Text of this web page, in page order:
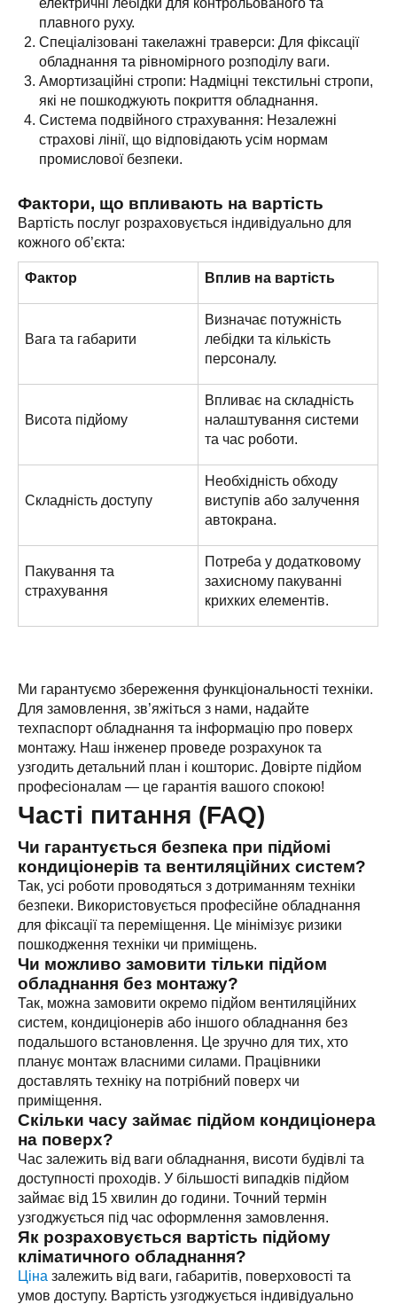
плавного руху.
Спеціалізовані такелажні траверси: Для фіксації
обладнання та рівномірного розподілу ваги.
Амортизаційні стропи: Надміцні текстильні стропи,
які не пошкоджують покриття обладнання.
Система подвійного страхування: Незалежні
страхові лінії, що відповідають усім нормам
промислової безпеки.
Фактори, що впливають на вартість
Вартість послуг розраховується індивідуально для
кожного об’єкта:
Фактор Вплив на вартість
Вага та габарити
Визначає потужність
лебідки та кількість
персоналу.
Висота підйому
Впливає на складність
налаштування системи
та час роботи.
Складність доступу
Необхідність обходу
виступів або залучення
автокрана.
Пакування та
страхування
Потреба у додатковому
захисному пакуванні
крихких елементів.
Ми гарантуємо збереження функціональності техніки.
Для замовлення, зв’яжіться з нами, надайте
техпаспорт обладнання та інформацію про поверх
монтажу. Наш інженер проведе розрахунок та
узгодить детальний план і кошторис. Довірте підйом
професіоналам — це гарантія вашого спокою!
Часті питання (FAQ)
Чи гарантується безпека при підйомі
кондиціонерів та вентиляційних систем?
Так, усі роботи проводяться з дотриманням техніки
безпеки. Використовується професійне обладнання
для фіксації та переміщення. Це мінімізує ризики
пошкодження техніки чи приміщень.
Чи можливо замовити тільки підйом
обладнання без монтажу?
Так, можна замовити окремо підйом вентиляційних
систем, кондиціонерів або іншого обладнання без
подальшого встановлення. Це зручно для тих, хто
планує монтаж власними силами. Працівники
доставлять техніку на потрібний поверх чи
приміщення.
Скільки часу займає підйом кондиціонера
на поверх?
Час залежить від ваги обладнання, висоти будівлі та
доступності проходів. У більшості випадків підйом
займає від 15 хвилин до години. Точний термін
узгоджується під час оформлення замовлення.
Як розраховується вартість підйому
кліматичного обладнання?
Ціна залежить від ваги, габаритів, поверховості та
умов доступу. Вартість узгоджується індивідуально